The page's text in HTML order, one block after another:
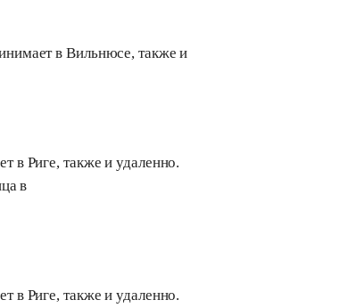
в Вильнюсе, также и
в Риге, также и удаленно.
в
в Риге, также и удаленно.